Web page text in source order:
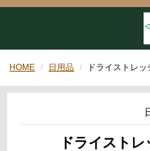
HOME 日用品 ドライストレ
ドライスト